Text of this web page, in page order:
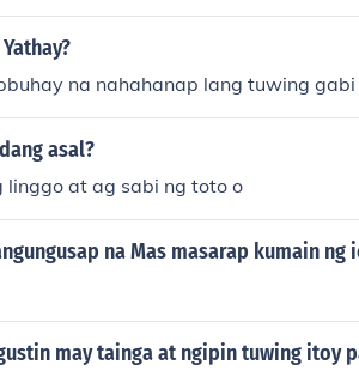
na nahahanap lang tuwing gabi
asal?
linggo at ag sabi ng toto o
na Mas masarap kumain
may tainga at ngipin tuwing itoy